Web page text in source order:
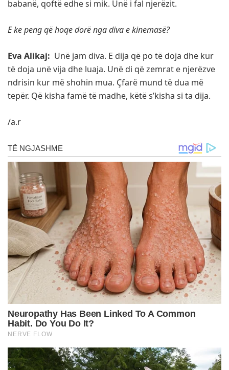
babanë, qoftë edhe si mik. Unë i fal njerëzit.
E ke peng që hoqe dorë nga diva e kinemasë?
Eva Alikaj: Unë jam diva. E dija që po të doja dhe kur
të doja unë vija dhe luaja. Unë di që zemrat e njerëzve
ndrisin kur më shohin mua. Çfarë mund të dua më
tepër. Që kisha famë të madhe, këtë s’kisha si ta dija.
/a.r